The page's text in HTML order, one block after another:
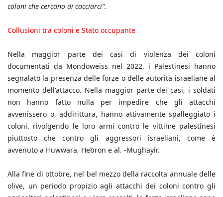
coloni che cercano di cacciarci".
Collusioni tra coloni e Stato occupante
Nella maggior parte dei casi di violenza dei coloni
documentati da Mondoweiss nel 2022, i Palestinesi hanno
segnalato la presenza delle forze o delle autorità israeliane al
momento dell'attacco. Nella maggior parte dei casi, i soldati
non hanno fatto nulla per impedire che gli attacchi
avvenissero o, addirittura, hanno attivamente spalleggiato i
coloni, rivolgendo le loro armi contro le vittime palestinesi
piuttosto che contro gli aggressori israeliani, come è
avvenuto a Huwwara, Hebron e al. -Mughayir.
Alla fine di ottobre, nel bel mezzo della raccolta annuale delle
olive, un periodo propizio agli attacchi dei coloni contro gli